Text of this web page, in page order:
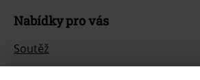
Nabídky pro vás
Soutěž